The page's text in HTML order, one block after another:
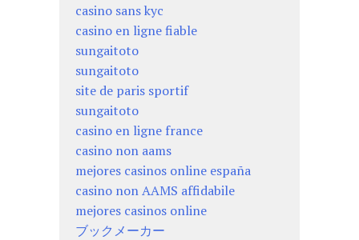
casino sans kyc
casino en ligne fiable
sungaitoto
sungaitoto
site de paris sportif
sungaitoto
casino en ligne france
casino non aams
mejores casinos online españa
casino non AAMS affidabile
mejores casinos online
ブックメーカー